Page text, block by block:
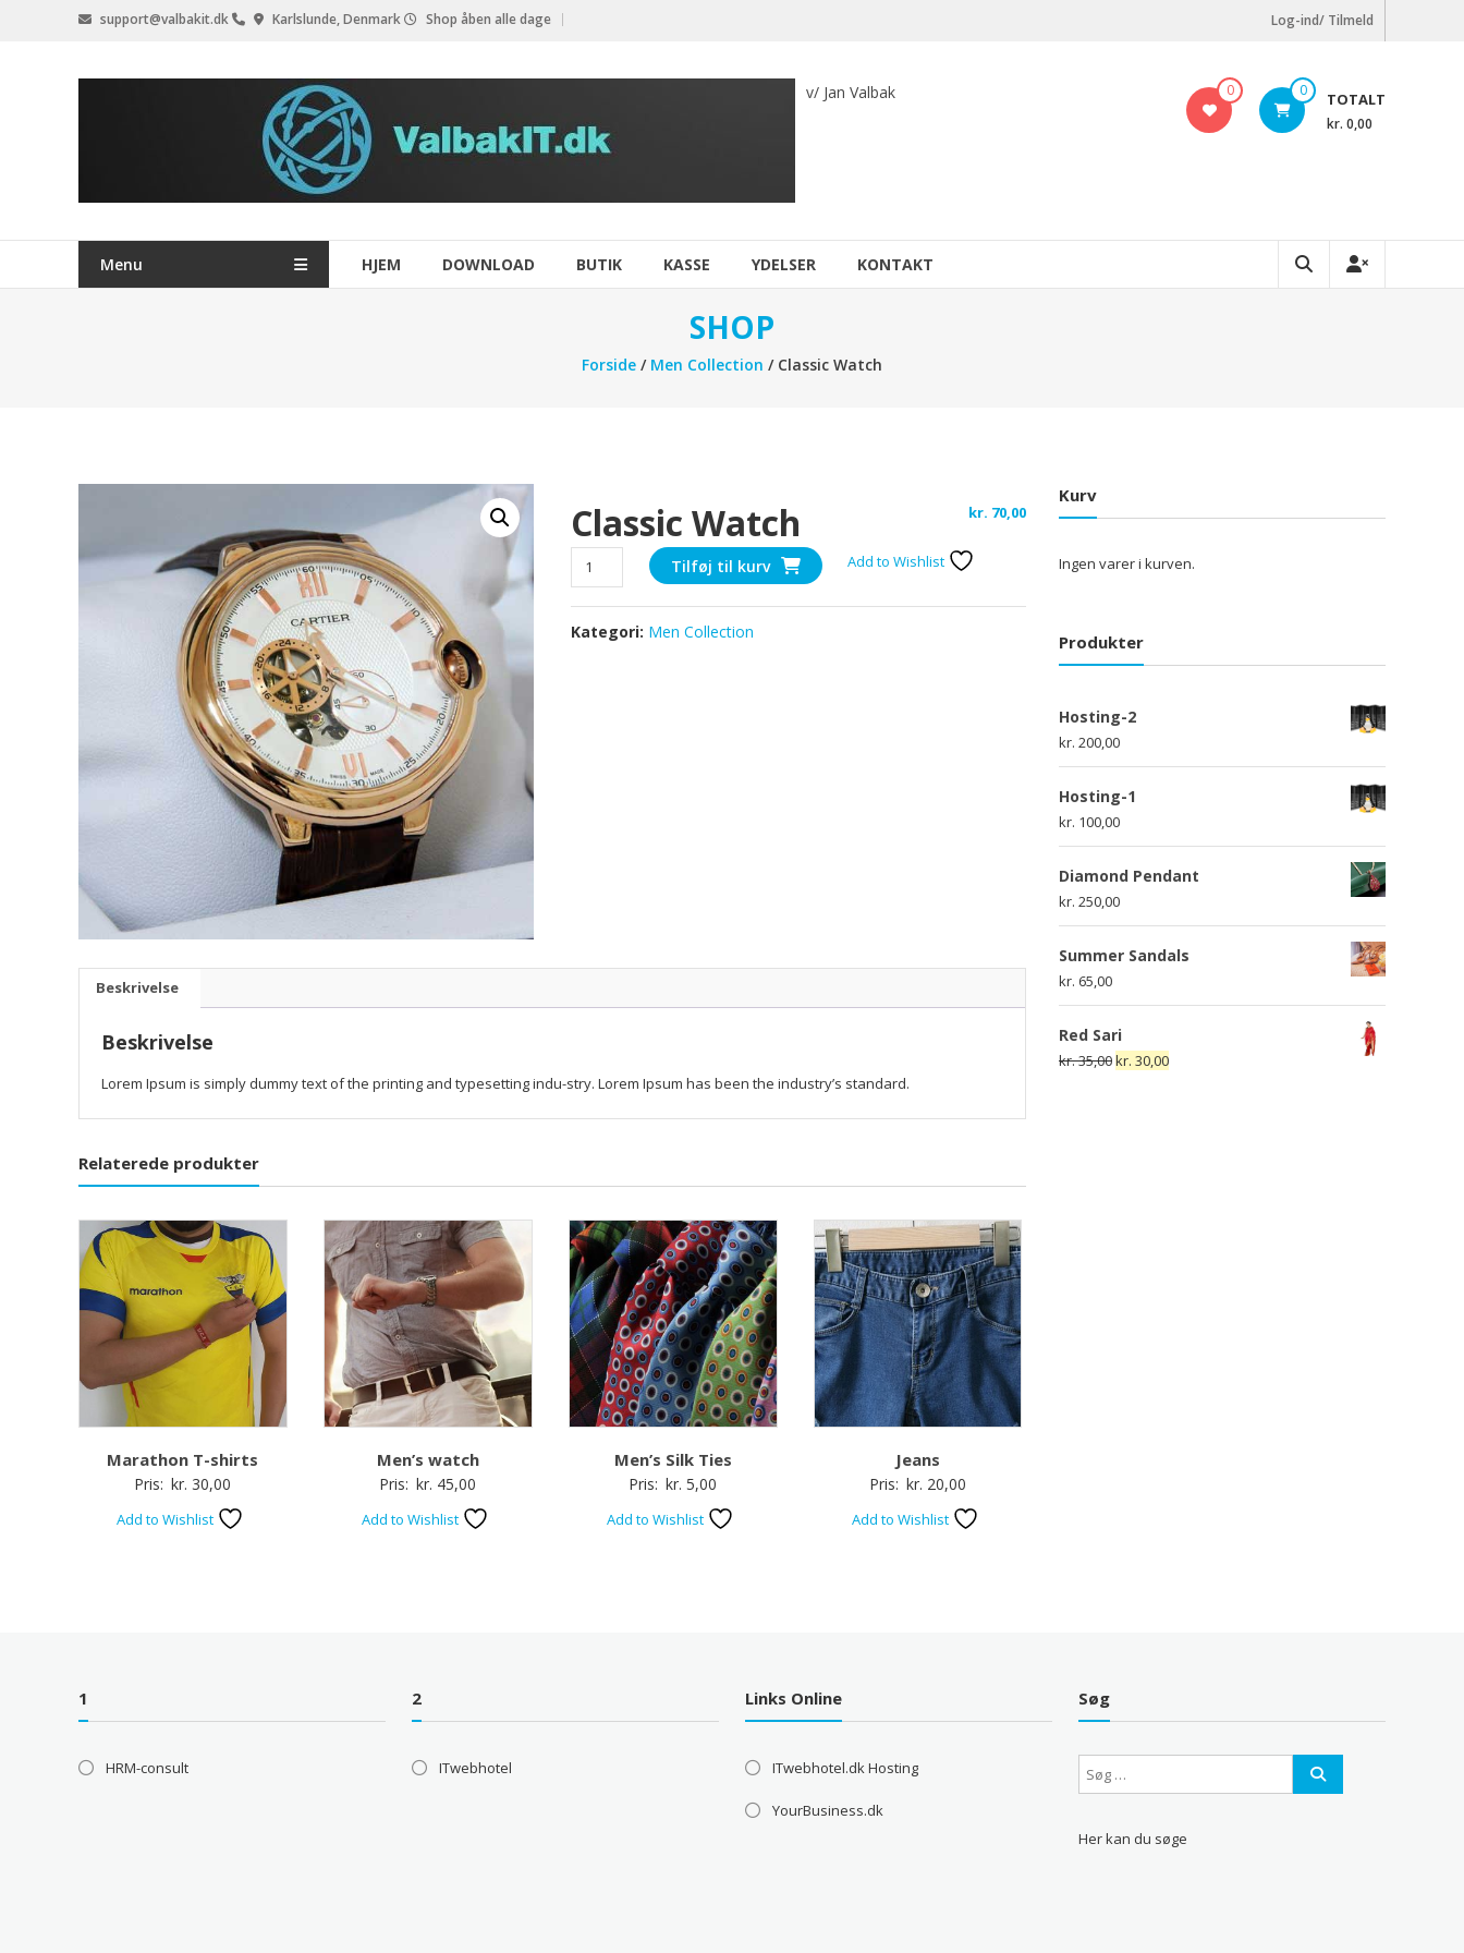
support@valbakit.dk Karlslunde, Denmark Shop åben alle dage Log-ind/ Tilmeld
v/ Jan Valbak 0 0 TOTALT
kr. 0,00
Menu HJEM DOWNLOAD BUTIK KASSE YDELSER KONTAKT
SHOP
Forside / Men Collection / Classic Watch
Classic Watch kr. 70,00
Classic
Watch
antal
Tilføj til kurv Add to Wishlist
Kategori: Men Collection
Beskrivelse
Beskrivelse
Lorem Ipsum is simply dummy text of the printing and typesetting indu-stry. Lorem Ipsum has been the industry’s standard.
Relaterede produkter
Marathon T-shirts
Pris: kr. 30,00
Add to Wishlist
Men’s watch
Pris: kr. 45,00
Add to Wishlist
Men’s Silk Ties
Pris: kr. 5,00
Add to Wishlist
Jeans
Pris: kr. 20,00
Add to Wishlist
Kurv
Ingen varer i kurven.
Produkter
Hosting-2
kr. 200,00
Hosting-1
kr. 100,00
Diamond Pendant
kr. 250,00
Summer Sandals
kr. 65,00
Red Sari
kr.35,00Den
kr. 30,00Den
1
HRM-consult
2
ITwebhotel
Links Online
ITwebhotel.dk Hosting
YourBusiness.dk
Søg
Her kan du søge